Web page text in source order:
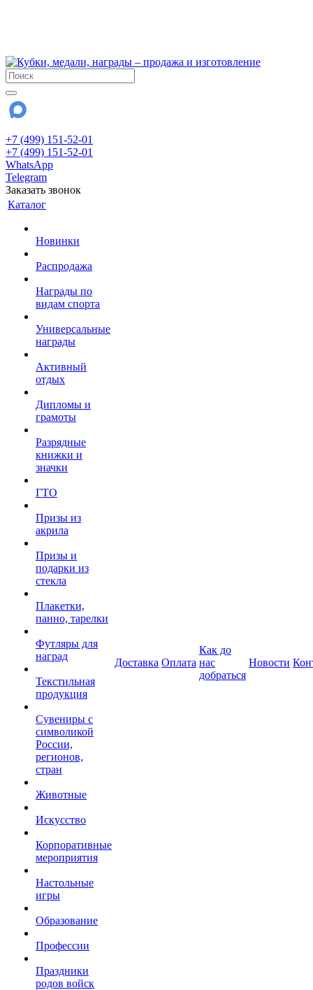
+7 (499) 151-52-01
+7 (499) 151-52-01
WhatsApp
Telegram
Заказать звонок
Каталог
Новинки
Распродажа
Награды по
видам спорта
Универсальные
награды
Активный
отдых
Дипломы и
грамоты
Разрядные
книжки и
значки
ГТО
Призы из
акрила
Призы и
подарки из
стекла
Плакетки,
панно, тарелки
Футляры для
наград
Текстильная
продукция
Сувениры с
символикой
России,
регионов,
стран
Животные
Искусство
Корпоративные
мероприятия
Настольные
игры
Образование
Профессии
Праздники
родов войск
Доставка Оплата
Как до
нас
добраться
Новости